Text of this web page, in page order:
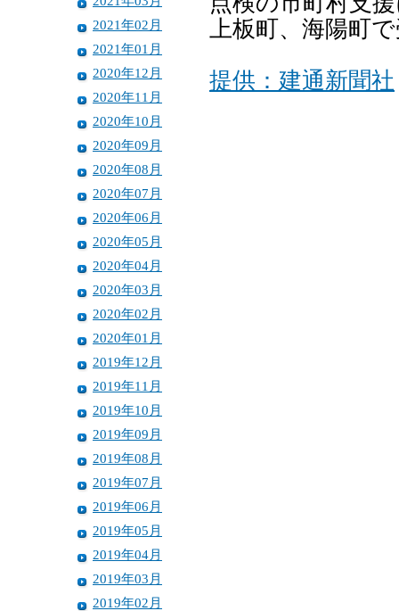
2021年02月
2021年01月
2020年12月
2020年11月
2020年10月
2020年09月
2020年08月
2020年07月
2020年06月
2020年05月
2020年04月
2020年03月
2020年02月
2020年01月
2019年12月
2019年11月
2019年10月
2019年09月
2019年08月
2019年07月
2019年06月
2019年05月
2019年04月
2019年03月
2019年02月
上板町、海陽町
提供：建通新聞社